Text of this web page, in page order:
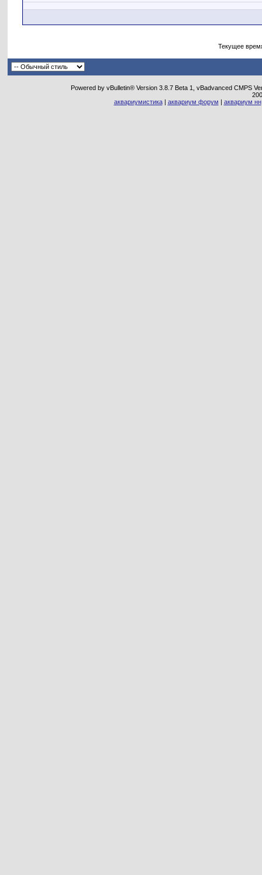
Текущее
Powered by vBulletin® Version 3.8.7 Beta 1, vBadvanced CMPS
аквариумистика| аквариум форум | аквариум нн